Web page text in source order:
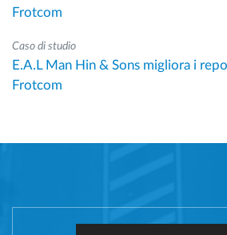
Frotcom
Caso di studio
E.A.L Man Hin & Sons migliora i
Frotcom